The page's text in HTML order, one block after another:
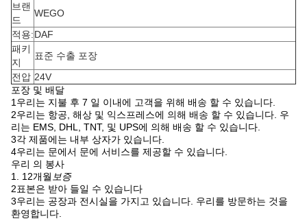
브랜
드
WEGO
적용:DAF
패키
지
표준 수출 포장
전압 24V
포장 및 배달
1우리는 지불 후 7 일 이내에 고객을 위해 배송 할 수 있습니다.
2우리는 항공, 해상 및 익스프레스에 의해 배송 할 수 있습니다. 우
리는 EMS, DHL, TNT, 및 UPS에 의해 배송 할 수 있습니다.
3각 제품에는 내부 상자가 있습니다.
4우리는 문에서 문에 서비스를 제공할 수 있습니다.
우리 의 봉사
1. 12개월 보증
2표본은 받아 들일 수 있습니다
3우리는 공장과 전시실을 가지고 있습니다. 우리를 방문하는 것을
환영합니다.